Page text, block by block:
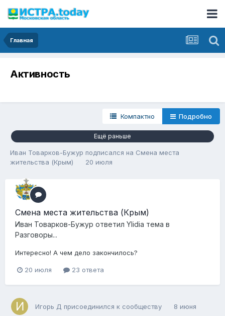
Главная
Активность
Компактно Подробно
Ещё раньше
Иван Товарков-Бужур подписался на Смена места
жительства (Крым)
20 июля
Смена места жительства (Крым)
Иван Товарков-Бужур ответил Ylidia тема в
Разговоры...
Интересно! А чем дело закончилось?
20 июля 23 ответа
Игорь Д присоединился к сообществу 8 июня